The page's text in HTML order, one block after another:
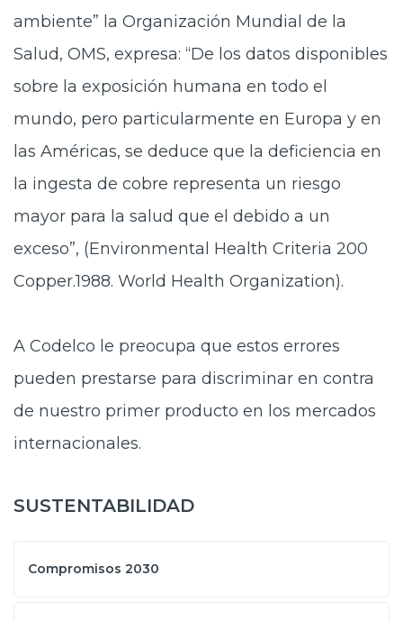
ambiente” la Organización Mundial de la
Salud, OMS, expresa: “De los datos disponibles
sobre la exposición humana en todo el
mundo, pero particularmente en Europa y en
las Américas, se deduce que la deficiencia en
la ingesta de cobre representa un riesgo
mayor para la salud que el debido a un
exceso”, (Environmental Health Criteria 200
Copper.1988. World Health Organization).
A Codelco le preocupa que estos errores
pueden prestarse para discriminar en contra
de nuestro primer producto en los mercados
internacionales.
SUSTENTABILIDAD
Compromisos 2030